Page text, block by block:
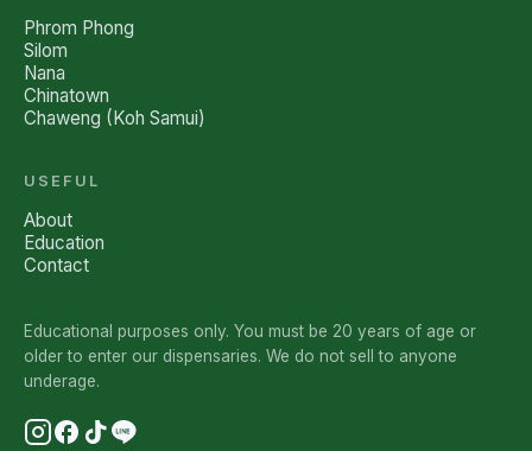
Phrom Phong
Silom
Nana
Chinatown
Chaweng (Koh Samui)
USEFUL
About
Education
Contact
Educational purposes only. You must be 20 years of age or
older to enter our dispensaries. We do not sell to anyone
underage.